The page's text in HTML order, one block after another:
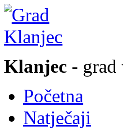
Klanjec -
Početna
Natječaji